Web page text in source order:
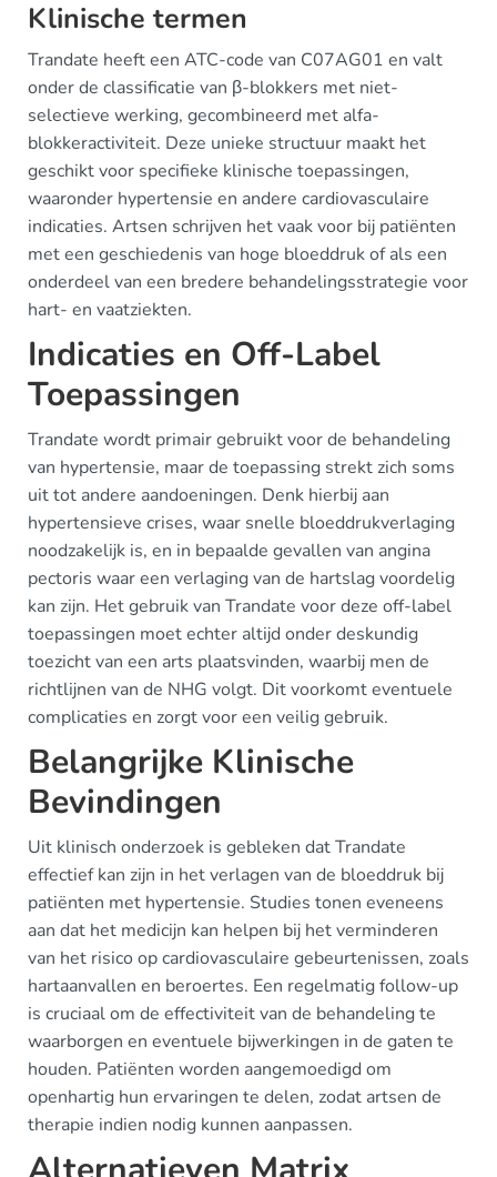
Klinische termen
Trandate heeft een ATC-code van C07AG01 en valt
onder de classificatie van β-blokkers met niet-
selectieve werking, gecombineerd met alfa-
blokkeractiviteit. Deze unieke structuur maakt het
geschikt voor specifieke klinische toepassingen,
waaronder hypertensie en andere cardiovasculaire
indicaties. Artsen schrijven het vaak voor bij patiënten
met een geschiedenis van hoge bloeddruk of als een
onderdeel van een bredere behandelingsstrategie voor
hart- en vaatziekten.
Indicaties en Off-Label
Toepassingen
Trandate wordt primair gebruikt voor de behandeling
van hypertensie, maar de toepassing strekt zich soms
uit tot andere aandoeningen. Denk hierbij aan
hypertensieve crises, waar snelle bloeddrukverlaging
noodzakelijk is, en in bepaalde gevallen van angina
pectoris waar een verlaging van de hartslag voordelig
kan zijn. Het gebruik van Trandate voor deze off-label
toepassingen moet echter altijd onder deskundig
toezicht van een arts plaatsvinden, waarbij men de
richtlijnen van de NHG volgt. Dit voorkomt eventuele
complicaties en zorgt voor een veilig gebruik.
Belangrijke Klinische
Bevindingen
Uit klinisch onderzoek is gebleken dat Trandate
effectief kan zijn in het verlagen van de bloeddruk bij
patiënten met hypertensie. Studies tonen eveneens
aan dat het medicijn kan helpen bij het verminderen
van het risico op cardiovasculaire gebeurtenissen, zoals
hartaanvallen en beroertes. Een regelmatig follow-up
is cruciaal om de effectiviteit van de behandeling te
waarborgen en eventuele bijwerkingen in de gaten te
houden. Patiënten worden aangemoedigd om
openhartig hun ervaringen te delen, zodat artsen de
therapie indien nodig kunnen aanpassen.